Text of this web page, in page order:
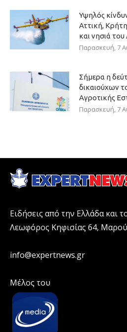
Υψηλός
Αττική,
και νησιά του
Παρασκευή, 7
Σήμερα η
δικαιούχων
Αγροτικής
Παρασκευή, 7
Ειδήσεις από την Ελλάδα και
Λεωφόρος Κηφισίας 64,
info@expertnews.gr
Μέλος του